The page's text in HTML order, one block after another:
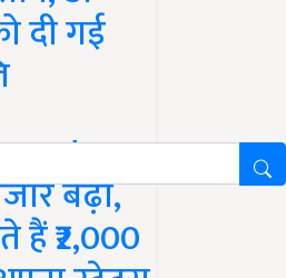
दी गई
Update:
बढ़ा,
₹2,000